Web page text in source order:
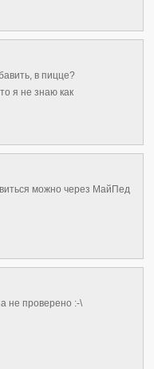
в пицце?
я не знаю как
можно через МайПед
не проверено :⁠-⁠\